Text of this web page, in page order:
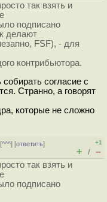
так взять и
подписано
делают
FSF), - для
контрибьютора.
согласие с
Странно, а говорят
которые не сложно
^^^] [ответить]
+1
+ / –
так взять и
подписано